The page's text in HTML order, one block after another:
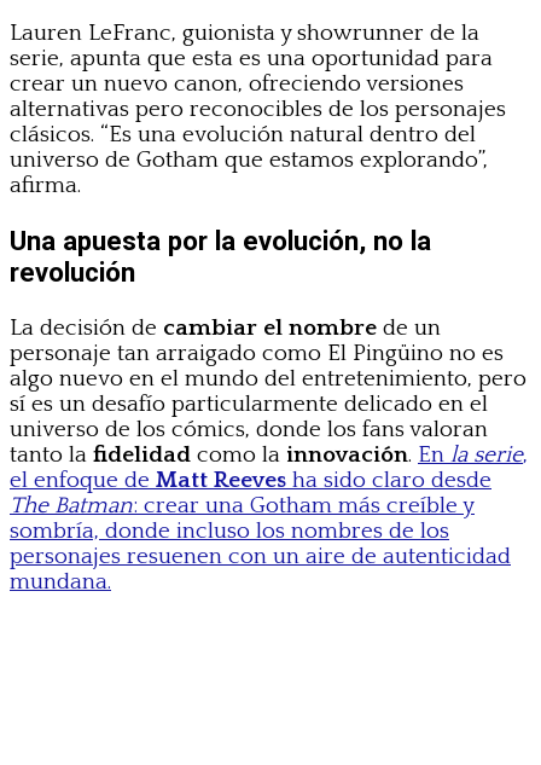
Lauren LeFranc, guionista y showrunner de la
serie, apunta que esta es una oportunidad para
crear un nuevo canon, ofreciendo versiones
alternativas pero reconocibles de los personajes
clásicos. “Es una evolución natural dentro del
universo de Gotham que estamos explorando”,
afirma.
Una apuesta por la evolución, no la
revolución
La decisión de cambiar el nombre de un
personaje tan arraigado como El Pingüino no es
algo nuevo en el mundo del entretenimiento, pero
sí es un desafío particularmente delicado en el
universo de los cómics, donde los fans valoran
tanto la fidelidad como la innovación. En la serie,
el enfoque de Matt Reeves ha sido claro desde
The Batman: crear una Gotham más creíble y
sombría, donde incluso los nombres de los
personajes resuenen con un aire de autenticidad
mundana.